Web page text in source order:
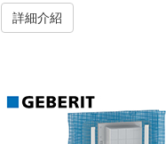
詳細介紹